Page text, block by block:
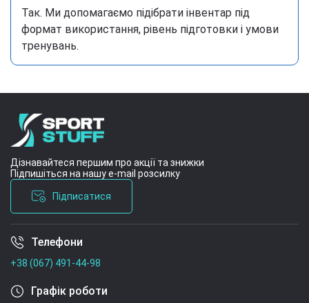
Так. Ми допомагаємо підібрати інвентар під
формат використання, рівень підготовки і умови
тренувань.
Дізнавайтеся першим про акції та знижки
Підпишіться на нашу e-mail розсилку
Підписатися
Умови угоди
Телефони
+38 (067) 491-44-98
Графік роботи